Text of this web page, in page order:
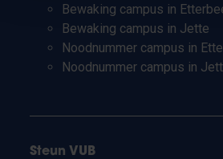
Bewaking campus in
Bewaking campus in Jette
Noodnummer campus in
Noodnummer campus in
Steun VUB